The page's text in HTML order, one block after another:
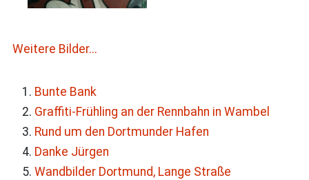
Weitere Bilder...
Bunte Bank
Graffiti-Frühling an der Rennbahn in Wambel
Rund um den Dortmunder Hafen
Danke Jürgen
Wandbilder Dortmund, Lange Straße